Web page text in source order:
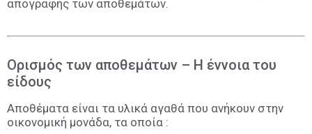
απογραφής των αποθεμάτων.
Ορισμός των αποθεμάτων – Η έννοια του
είδους
Αποθέματα είναι τα υλικά αγαθά που ανήκουν στην
οικονομική μονάδα, τα οποία :